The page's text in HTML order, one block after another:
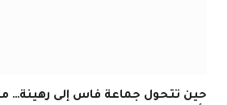
حين تتحول جماعة فاس إلى رهينة…